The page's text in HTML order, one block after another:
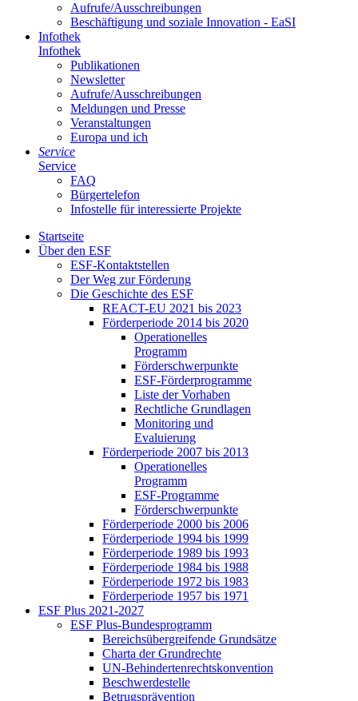
Auf­ru­fe/Aus­schrei­bun­gen
Be­schäf­ti­gung und so­zia­le In­no­va­ti­on - Ea­SI
In­fo­thek
In­fo­thek
Pu­bli­ka­tio­nen
Newslet­ter
Auf­ru­fe/Aus­schrei­bun­gen
Mel­dun­gen und Pres­se
Ver­an­stal­tun­gen
Eu­ro­pa und ich
Ser­vice
Ser­vice
FAQ
Bür­ger­te­le­fon
In­fo­stel­le für in­ter­es­sier­te Pro­jek­te
Start­sei­te
Über den ESF
ESF-Kon­takt­stel­len
Der Weg zur För­de­rung
Die Ge­schich­te des ESF
RE­ACT-EU 2021 bis 2023
För­der­pe­ri­ode 2014 bis 2020
Ope­ra­tio­nel­les
Pro­gramm
För­der­schwer­punk­te
ESF-För­der­pro­gram­me
Lis­te der Vor­ha­ben
Recht­li­che Grund­la­gen
Mo­ni­to­ring und
Eva­lu­ie­rung
För­der­pe­ri­ode 2007 bis 2013
Ope­ra­tio­nel­les
Pro­gramm
ESF-Pro­gram­me
För­der­schwer­punk­te
För­der­pe­ri­ode 2000 bis 2006
För­der­pe­ri­ode 1994 bis 1999
För­der­pe­ri­ode 1989 bis 1993
För­der­pe­ri­ode 1984 bis 1988
För­der­pe­ri­ode 1972 bis 1983
För­der­pe­ri­ode 1957 bis 1971
ESF Plus 2021-2027
ESF Plus-Bun­des­pro­gramm
Be­reichs­über­grei­fen­de Grund­sät­ze
Char­ta der Grund­rech­te
UN-Be­hin­der­ten­rechts­kon­ven­ti­on
Be­schwer­de­stel­le
Be­trugs­prä­ven­ti­on